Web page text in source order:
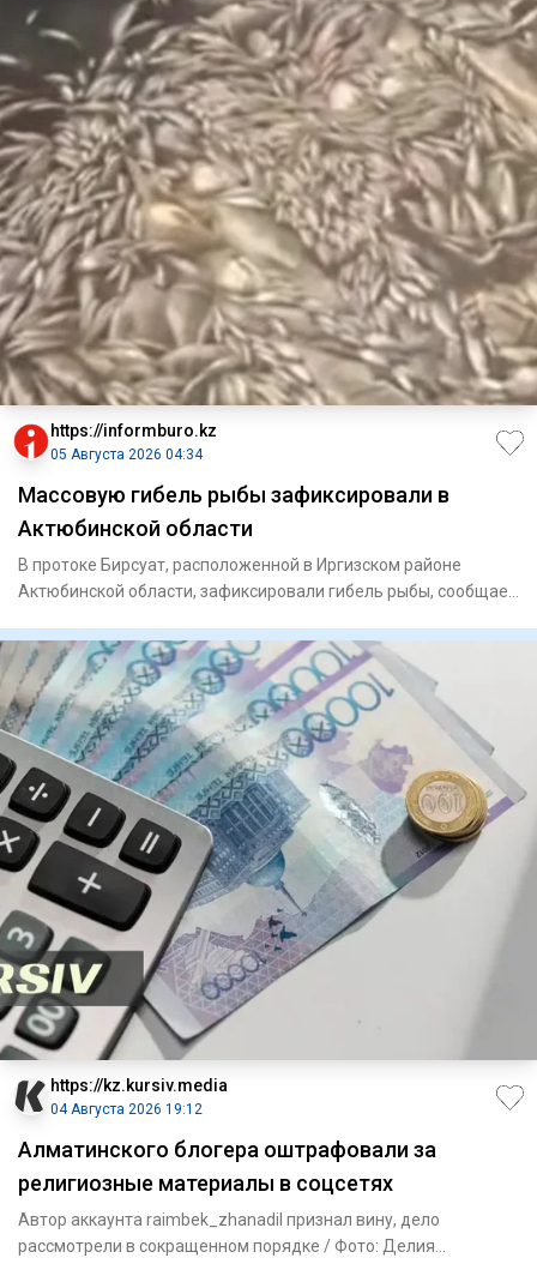
https://informburo.kz
05 Августа 2026 04:34
Массовую гибель рыбы зафиксировали в
Актюбинской области
В протоке Бирсуат, расположенной в Иргизском районе
Актюбинской области, зафиксировали гибель рыбы, сообщает
https://kz.kursiv.media
04 Августа 2026 19:12
Алматинского блогера оштрафовали за
религиозные материалы в соцсетях
Автор аккаунта raimbek_zhanadil признал вину, дело
рассмотрели в сокращенном порядке / Фото: Делия